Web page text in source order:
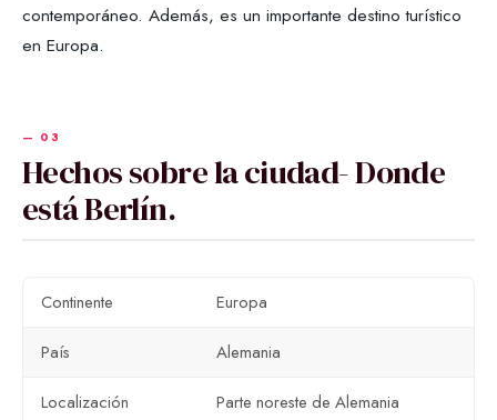
contemporáneo. Además, es un importante destino turístico
en Europa.
Hechos sobre la ciudad- Donde
está Berlín.
Continente Europa
País Alemania
Localización Parte noreste de Alemania